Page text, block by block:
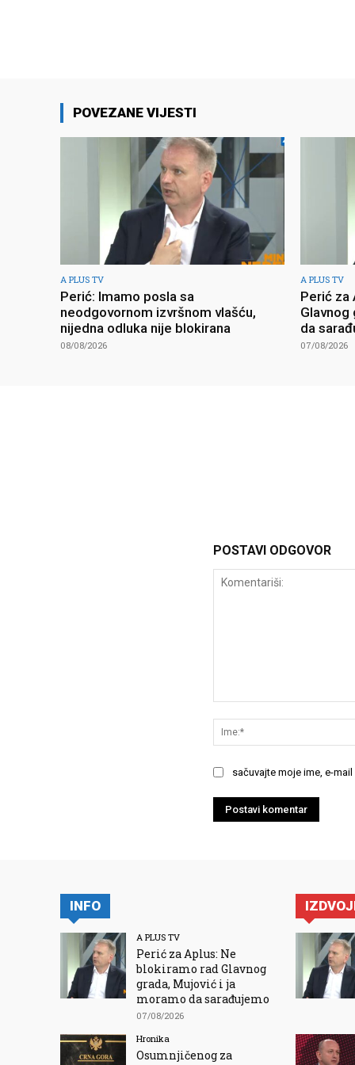
POVEZANE VIJESTI
A PLUS TV
Perić: Imamo posla sa
neodgovornom izvršnom vlašću,
nijedna odluka nije blokirana
08/08/2026
A PLUS TV
Perić za
Glavnog
da
07/08/2026
POSTAVI ODGOVOR
sačuvajte moje ime, e-
INFO
A PLUS TV
Perić za Aplus: Ne
blokiramo rad Glavnog
grada, Mujović i ja
moramo da sarađujemo
07/08/2026
Hronika
Osumnjičenog za